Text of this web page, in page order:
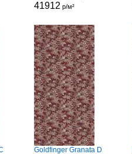
41912 р/м²
Goldfinger Granata D